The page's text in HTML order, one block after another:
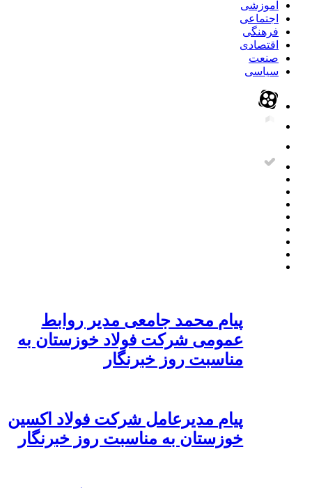
آموزشی
اجتماعی
فرهنگی
اقتصادی
صنعت
سیاسی
پیام محمد جامعی مدیر روابط
عمومی شرکت فولاد خوزستان به
مناسبت روز خبرنگار
پیام مدیرعامل شرکت فولاد اکسین
خوزستان به مناسبت روز خبرنگار